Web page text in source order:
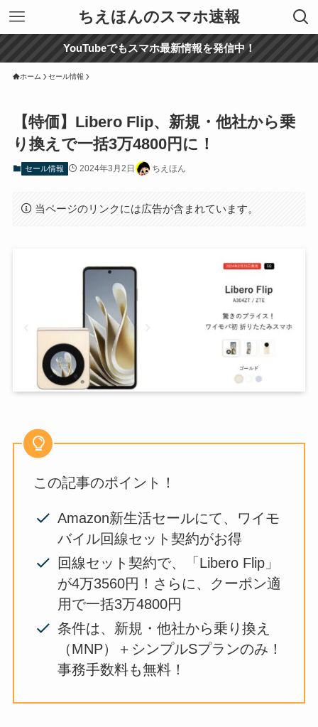
ちえほんのスマホ速報
YouTubeでもスマホ最新情報を発信中！
ホーム セール情報
【特価】Libero Flip、新規・他社から乗
り換えで一括3万4800円に！
セール情報 2024年3月2日 ちえほん
当ページのリンクには広告が含まれています。
この記事のポイント！
Amazon新生活セールにて、ワイモ
バイル回線セット契約がお得
回線セット契約で、「Libero Flip」
が4万3560円！さらに、クーポン適
用で一括3万4800円
条件は、新規・他社から乗り換え
（MNP）＋シンプルSプランのみ！
事務手数料も無料！